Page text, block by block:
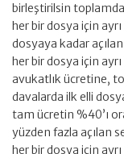
birleştirilsin
her bir dosya için
dosyaya kadar
her bir dosya için
avukatlık ücretine,
davalarda ilk elli
tam ücretin %40’ı
yüzden fazla açılan
her bir dosya için